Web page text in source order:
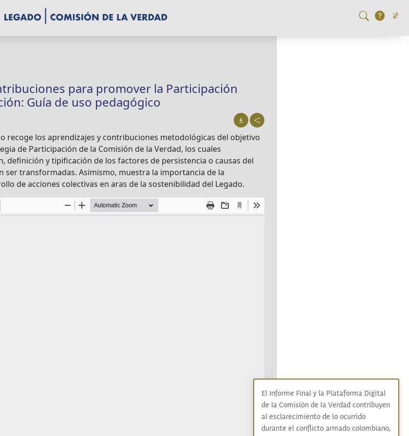
para promover la Participación
Guía de uso pedagógico
recoge los aprendizajes y contribuciones metodológicas del objetivo
de Participación de la Comisión de la Verdad, los cuales
definición y tipificación de los factores de persistencia o causas del
ser transformadas. Asimismo, muestra la importancia de la
de acciones colectivas en aras de la sostenibilidad del Legado.
El Informe Final y la Plataforma Digital
de la Comisión de la Verdad contribuyen
al esclarecimiento de lo ocurrido
durante el conflicto armado colombiano,